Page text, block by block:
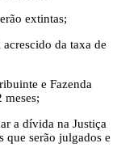
extintas;
da taxa de
e Fazenda
meses;
a dívida na Justiça
que serão julgados e